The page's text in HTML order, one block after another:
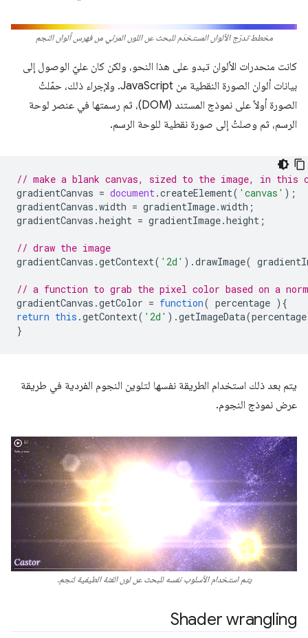
مخطط تدرّج الألوان المستخدَم للبحث عن اللون المرئي من فهرس ألوان النجم
كانت منحدرات الألوان تبدو على هذا النحو، ولكن كان عليّ الوصول إلى
بيانات ألوان الصورة النقطية من JavaScript. ولإجراء ذلك، حمّلتُ
الصورة أولاً على نموذج المستند (DOM)، ثم رسمتها في عنصر لوحة
الرسم، ثم وصلتُ إلى صورة نقطية للوحة الرسم.
// make a blank canvas, sized to the image, in this
gradientCanvas = document.createElement( 'canvas' );
gradientCanvas .width = gradientImage.width ;
gradientCanvas .height = gradientImage.height ;
// draw the image
gradientCanvas .getContext( '2d' ).drawImage(
// a function to grab the pixel color based on a
gradientCanvas .getColor = function( percentage ){
return this .getContext( '2d' ).getImageData(percentage
}
يتم بعد ذلك استخدام الطريقة نفسها لتلوين النجوم الفردية في طريقة
عرض نموذج النجوم.
يتم استخدام الأسلوب نفسه للبحث عن لون الفئة الطيفية لنجم.
Shader wrangling